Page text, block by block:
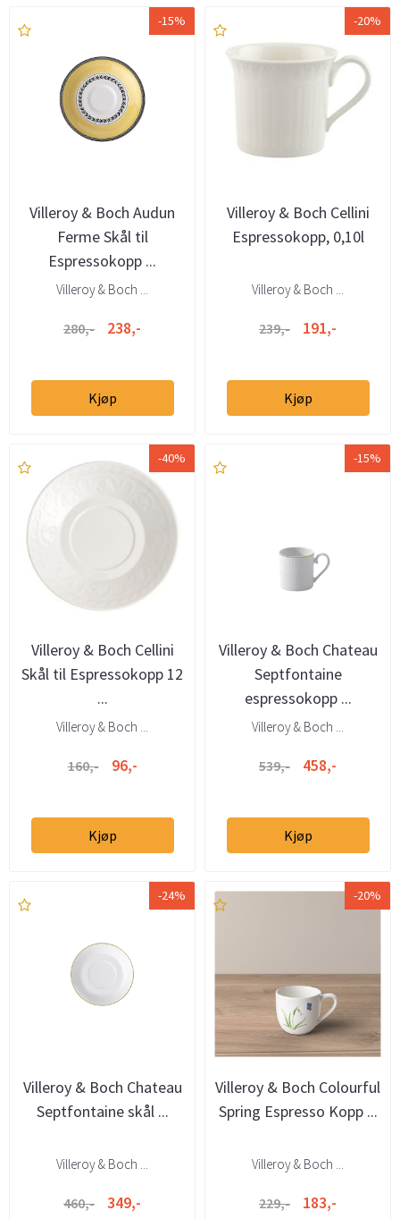
-15%
Villeroy & Boch Audun
Ferme Skål til
Espressokopp ...
Villeroy & Boch ...
280,- 238,-
Kjøp
-20%
Villeroy & Boch Cellini
Espressokopp, 0,10l
Villeroy & Boch ...
239,- 191,-
Kjøp
-40%
Villeroy & Boch Cellini
Skål til Espressokopp 12
...
Villeroy & Boch ...
160,- 96,-
Kjøp
-15%
Villeroy & Boch Chateau
Septfontaine
espressokopp ...
Villeroy & Boch ...
539,- 458,-
Kjøp
-24%
Villeroy & Boch Chateau
Septfontaine skål ...
Villeroy & Boch ...
460,- 349,-
-20%
Villeroy & Boch Colourful
Spring Espresso Kopp ...
Villeroy & Boch ...
229,- 183,-